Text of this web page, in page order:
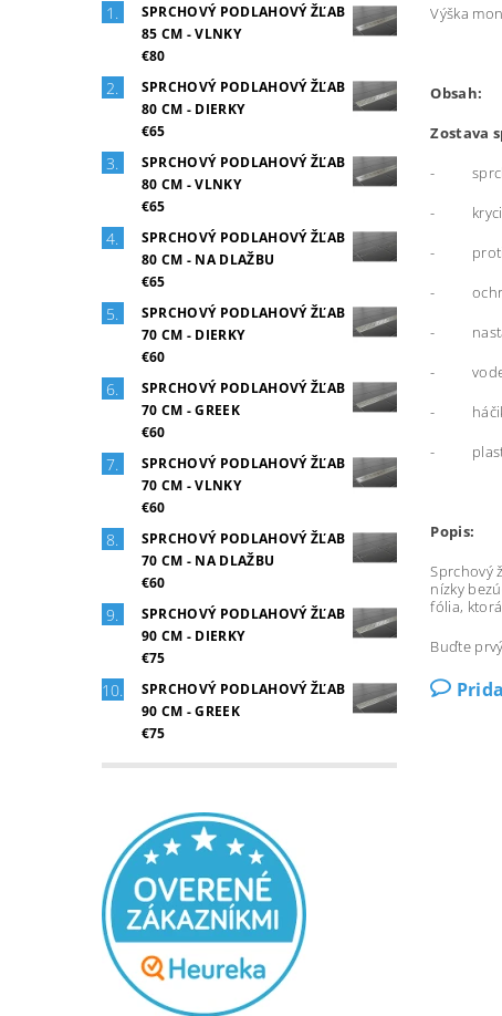
SPRCHOVÝ PODLAHOVÝ ŽĽAB
85 CM - VLNKY
€80
SPRCHOVÝ PODLAHOVÝ ŽĽAB
80 CM - DIERKY
€65
SPRCHOVÝ PODLAHOVÝ ŽĽAB
80 CM - VLNKY
€65
SPRCHOVÝ PODLAHOVÝ ŽĽAB
80 CM - NA DLAŽBU
€65
SPRCHOVÝ PODLAHOVÝ ŽĽAB
70 CM - DIERKY
€60
SPRCHOVÝ PODLAHOVÝ ŽĽAB
70 CM - GREEK
€60
SPRCHOVÝ PODLAHOVÝ ŽĽAB
70 CM - VLNKY
€60
SPRCHOVÝ PODLAHOVÝ ŽĽAB
70 CM - NA DLAŽBU
€60
SPRCHOVÝ PODLAHOVÝ ŽĽAB
90 CM - DIERKY
€75
SPRCHOVÝ PODLAHOVÝ ŽĽAB
90 CM - GREEK
€75
Výška
Obsah:
Zostava
-
- krycia-
-
-
-
- vode
- háčik
-
Popis:
Sprchový
nízky
fólia,
Buďte